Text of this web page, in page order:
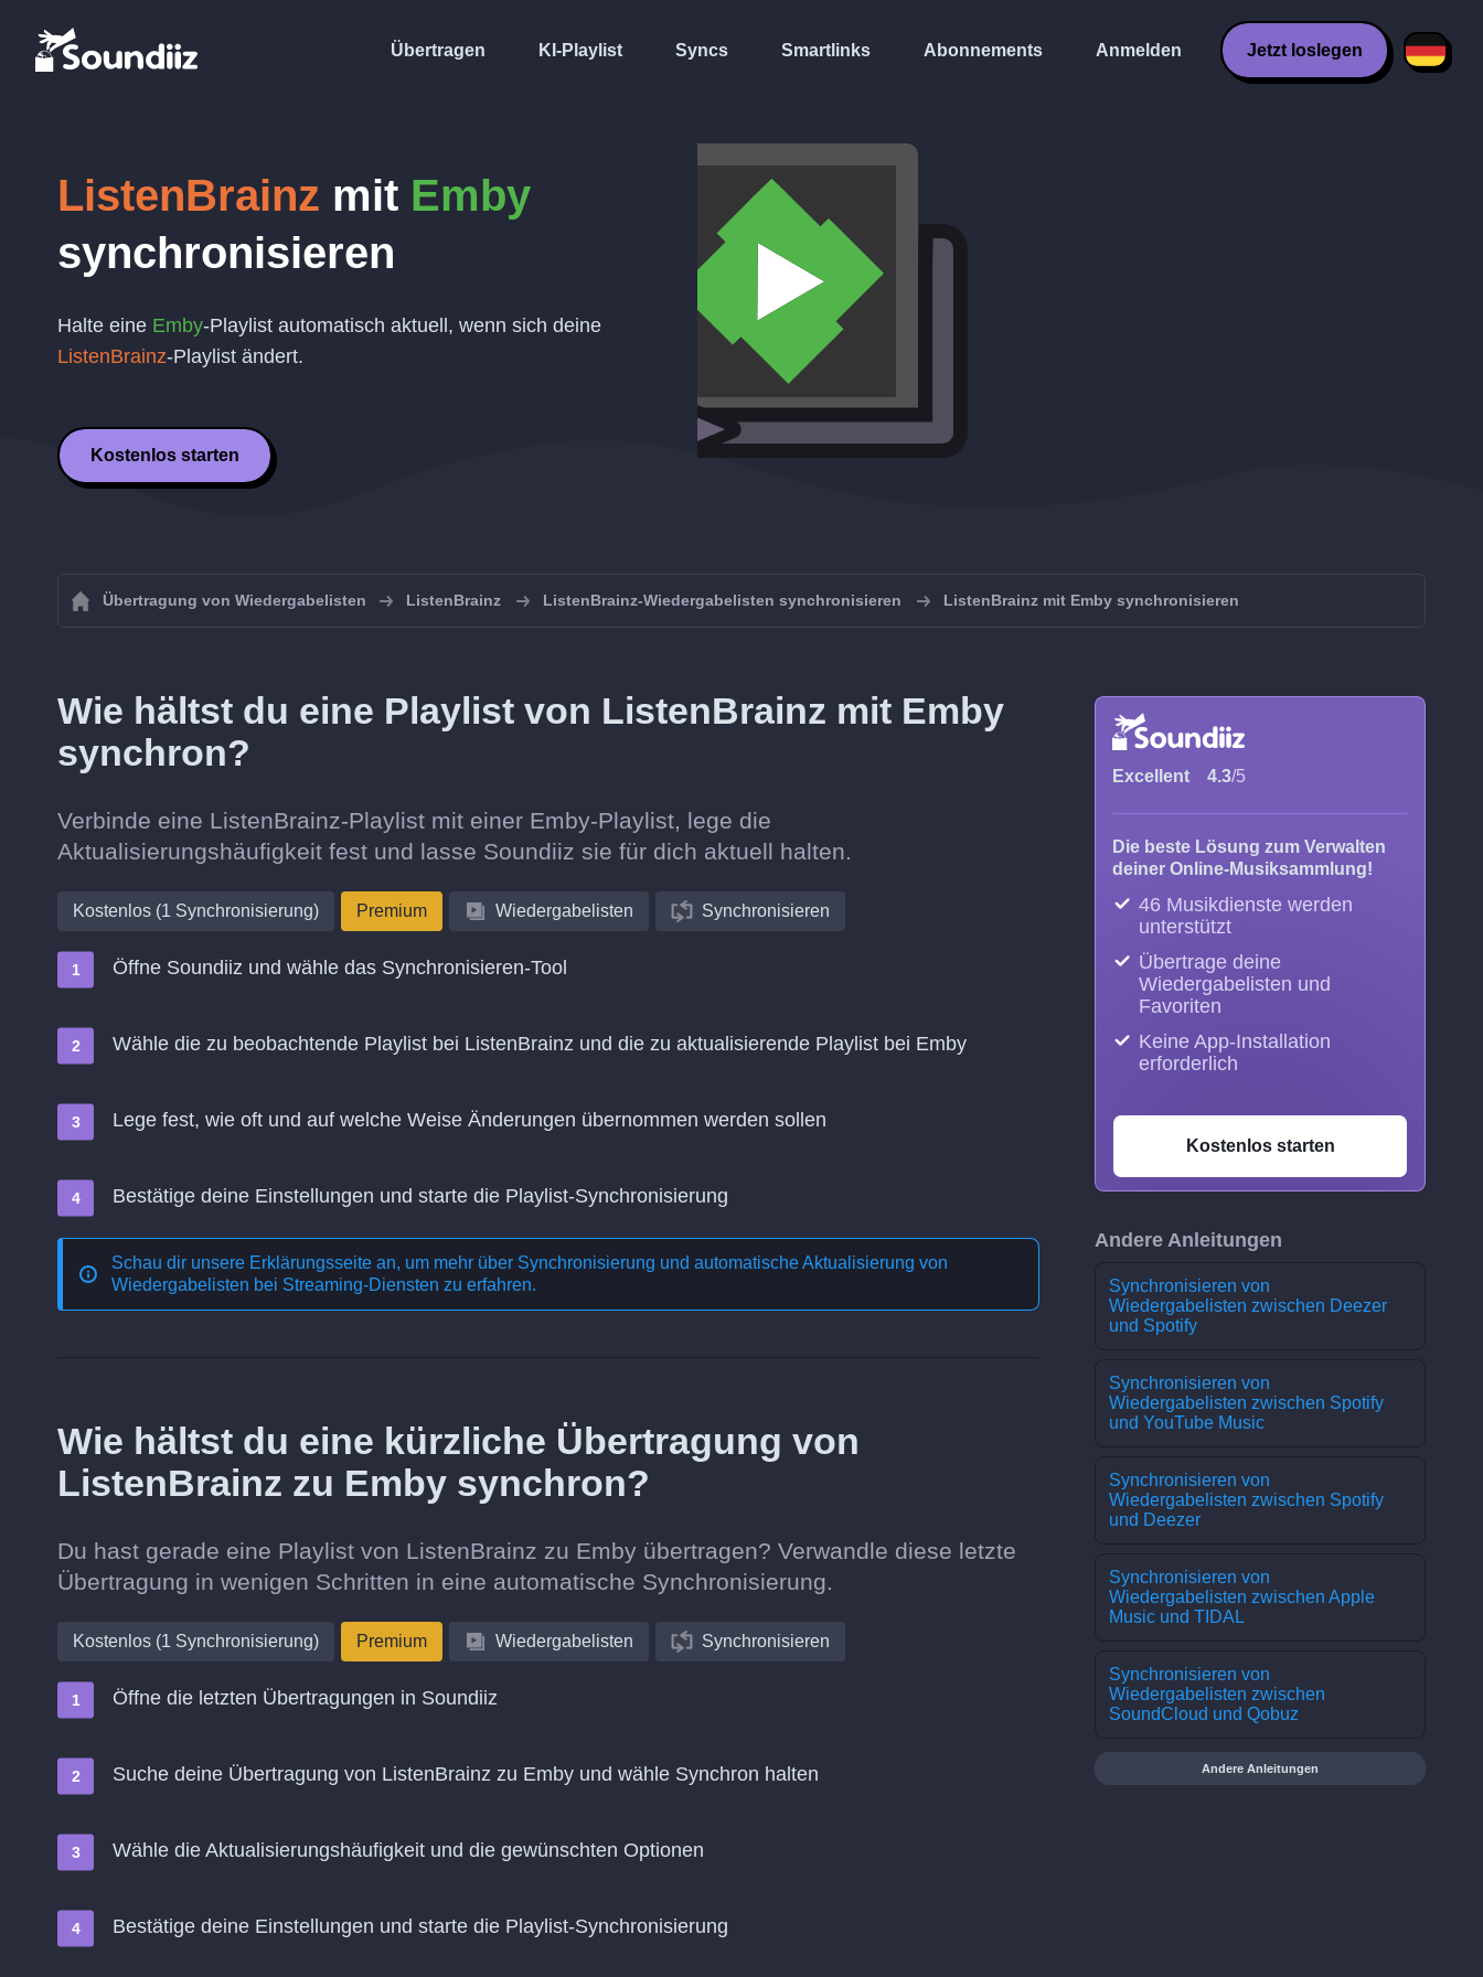
Übertragen KI-Playlist Syncs Smartlinks Abonnements Anmelden Jetzt loslegen
ListenBrainz mit Emby
synchronisieren
Halte eine Emby-Playlist automatisch aktuell, wenn sich deine
ListenBrainz-Playlist ändert.
Kostenlos starten
Übertragung von Wiedergabelisten ListenBrainz ListenBrainz-Wiedergabelisten synchronisieren ListenBrainz mit Emby synchronisieren
Wie hältst du eine Playlist von ListenBrainz mit Emby
synchron?
Verbinde eine ListenBrainz-Playlist mit einer Emby-Playlist, lege die
Aktualisierungshäufigkeit fest und lasse Soundiiz sie für dich aktuell halten.
Kostenlos (1 Synchronisierung) Premium Wiedergabelisten Synchronisieren
Öffne Soundiiz und wähle das Synchronisieren-Tool
Wähle die zu beobachtende Playlist bei ListenBrainz und die zu aktualisierende Playlist bei Emby
Lege fest, wie oft und auf welche Weise Änderungen übernommen werden sollen
Bestätige deine Einstellungen und starte die Playlist-Synchronisierung
Schau dir unsere Erklärungsseite an, um mehr über Synchronisierung und automatische Aktualisierung von
Wiedergabelisten bei Streaming-Diensten zu erfahren.
Wie hältst du eine kürzliche Übertragung von
ListenBrainz zu Emby synchron?
Du hast gerade eine Playlist von ListenBrainz zu Emby übertragen? Verwandle diese letzte
Übertragung in wenigen Schritten in eine automatische Synchronisierung.
Kostenlos (1 Synchronisierung) Premium Wiedergabelisten Synchronisieren
Öffne die letzten Übertragungen in Soundiiz
Suche deine Übertragung von ListenBrainz zu Emby und wähle Synchron halten
Wähle die Aktualisierungshäufigkeit und die gewünschten Optionen
Bestätige deine Einstellungen und starte die Playlist-Synchronisierung
Excellent 4.3/5
Die beste Lösung zum Verwalten
deiner Online-Musiksammlung!
46 Musikdienste werden
unterstützt
Übertrage deine
Wiedergabelisten und
Favoriten
Keine App-Installation
erforderlich
Kostenlos starten
Andere Anleitungen
Synchronisieren von
Wiedergabelisten zwischen Deezer
und Spotify
Synchronisieren von
Wiedergabelisten zwischen Spotify
und YouTube Music
Synchronisieren von
Wiedergabelisten zwischen Spotify
und Deezer
Synchronisieren von
Wiedergabelisten zwischen Apple
Music und TIDAL
Synchronisieren von
Wiedergabelisten zwischen
SoundCloud und Qobuz
Andere Anleitungen